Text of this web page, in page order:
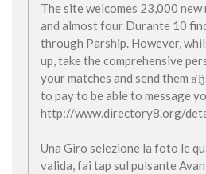
The site welcomes 23,000 new
and almost four Durante 10
through Parship. However,
up, take the comprehensive
your matches and send them
to pay to be able to message
http://www.directory8.org/
Una Giro selezione la foto le
valida, fai tap sul pulsante